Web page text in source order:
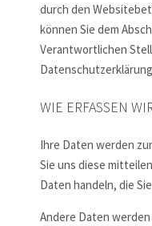
durch den
können Sie dem
Verantwortlichen
WIE ERFASSEN
Ihre Daten werden
Sie uns diese
Daten handeln, die
Andere Daten